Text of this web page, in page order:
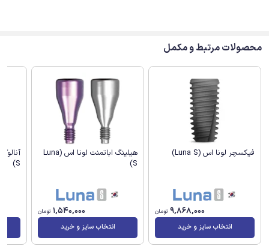
محصولات مرتبط و مکمل
فیکسچر لونا اس (Luna S)
9,868,000 تومان
انتخاب سایز و خرید
هیلینگ اباتمنت لونا اس (Luna
S)
1,540,000 تومان
انتخاب سایز و خرید
S)